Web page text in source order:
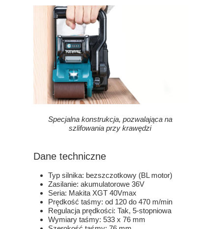
Specjalna konstrukcja, pozwalająca na
szlifowania przy krawędzi
Dane techniczne
Typ silnika: bezszczotkowy (BL motor)
Zasilanie: akumulatorowe 36V
Seria: Makita XGT 40Vmax
Prędkość taśmy: od 120 do 470 m/min
Regulacja prędkości: Tak, 5-stopniowa
Wymiary taśmy: 533 x 76 mm